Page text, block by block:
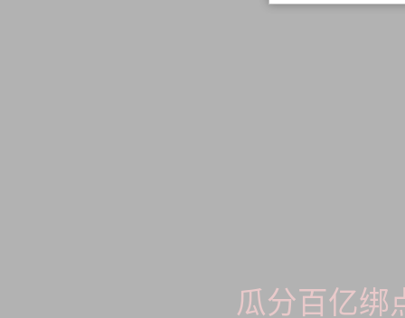
瓜分百亿绑